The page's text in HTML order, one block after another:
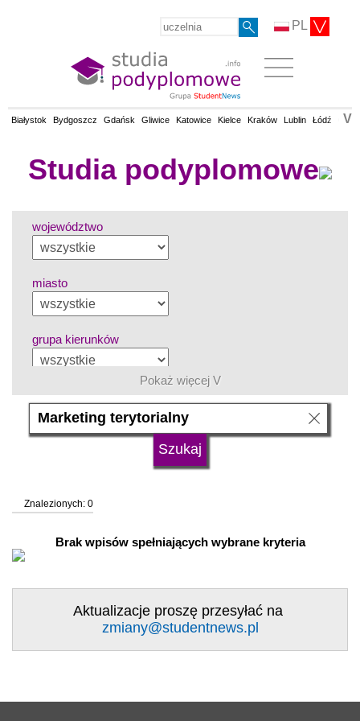
PL
Białystok Bydgoszcz Gdańsk Gliwice Katowice Kielce Kraków Lublin Łódź V
Studia podyplomowe
województwo
miasto
grupa kierunków
język
status uczelni
Pokaż więcej V
Znalezionych: 0
Brak wpisów spełniających wybrane kryteria
Aktualizacje proszę przesyłać na
zmiany@studentnews.pl